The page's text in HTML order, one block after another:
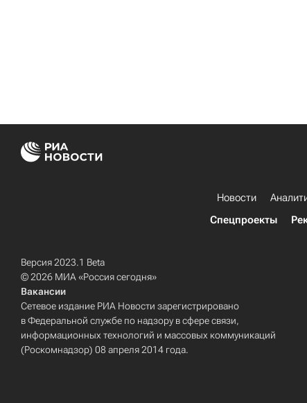
Новости
Спецпроекты
Версия 2023.1 Beta
© 2026 МИА «Россия сегодня»
Вакансии
Сетевое издание РИА Новости зарегистрировано
в Федеральной службе по надзору в сфере связи,
информационных технологий и массовых коммуникаций
(Роскомнадзор) 08 апреля 2014 года.